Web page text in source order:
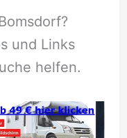
und Links
helfen.